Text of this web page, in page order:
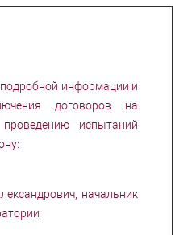
информации и
договоров на
испытаний
начальник